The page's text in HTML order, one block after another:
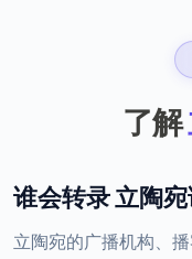
了解
谁会转录 立陶宛
立陶宛的广播机构、